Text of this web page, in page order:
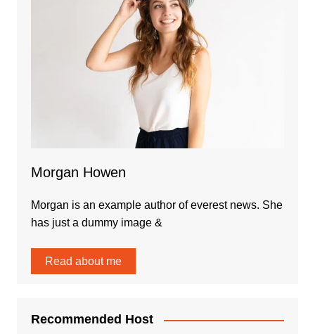
Morgan Howen
Morgan is an example author of everest news. She
has just a dummy image &
Read about me
Recommended Host